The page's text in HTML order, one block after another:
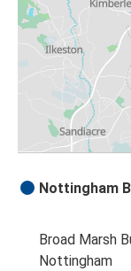
Nottingham
Broad Marsh
Nottingham